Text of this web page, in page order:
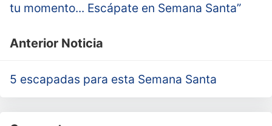
tu momento... Escápate en Semana Santa”
Anterior Noticia
5 escapadas para esta Semana Santa